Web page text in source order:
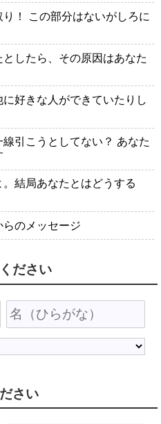
！ この部分はないがしろに
したら、その原因はあなた
好きな人ができていたりし
引こうとしてない？ あなた
結局あなたとはどうする
のメッセージ
ださい
さい